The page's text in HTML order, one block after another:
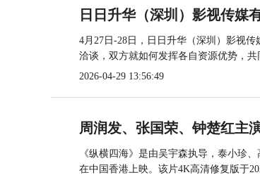
日日升华（深圳）影视传媒
4月27日-28日，日日升华（深圳）影视
洽谈，双方就如何发挥各自资源优势，共
2026-04-29 13:56:49
周润发、张国荣、钟楚红主
《纵横四海》是由吴宇森执导，泰小珍
在中国香港上映。该片4K高清修复版于